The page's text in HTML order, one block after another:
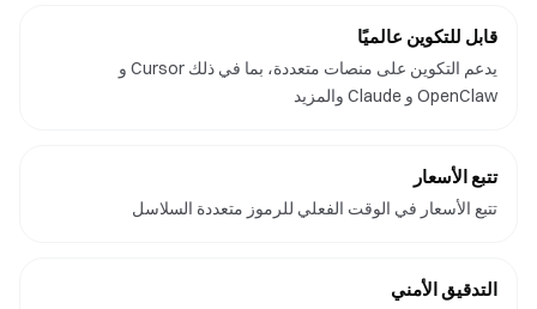
قابل للتكوين عالميًا
يدعم التكوين على منصات متعددة، بما في ذلك Cursor و
OpenClaw و Claude والمزيد
تتبع الأسعار
تتبع الأسعار في الوقت الفعلي للرموز متعددة السلاسل
التدقيق الأمني